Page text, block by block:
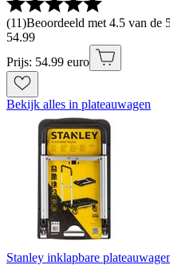
(11)Beoordeeld met 4.5 van de
54.99
Prijs: 54.99 euro
Bekijk alles in plateauwagen
Stanley inklapbare